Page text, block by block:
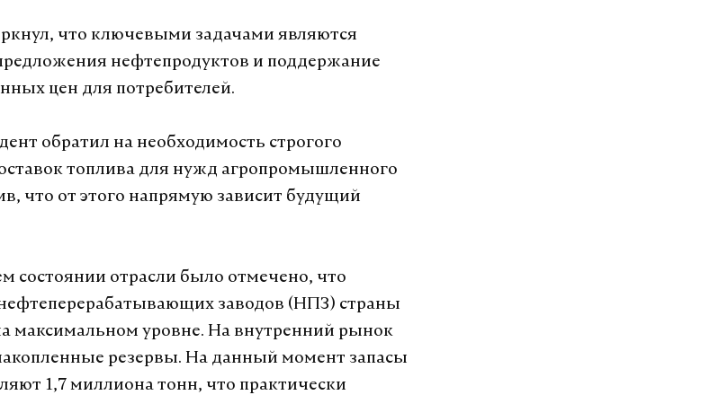
что ключевыми задачами являются
нефтепродуктов и поддержание
цен для потребителей.
обратил на необходимость строгого
топлива для нужд агропромышленного
что от этого напрямую зависит будущий
состоянии отрасли было отмечено, что
заводов (НПЗ) страны
максимальном уровне. На внутренний рынок
резервы. На данный момент запасы
1,7 миллиона тонн, что практически